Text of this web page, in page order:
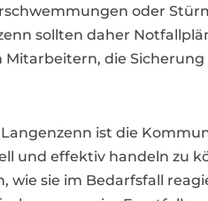
oder
sollten daher
Mitarbeitern, die
ist die
und effektiv handeln zu
sie im Bedarfsfall